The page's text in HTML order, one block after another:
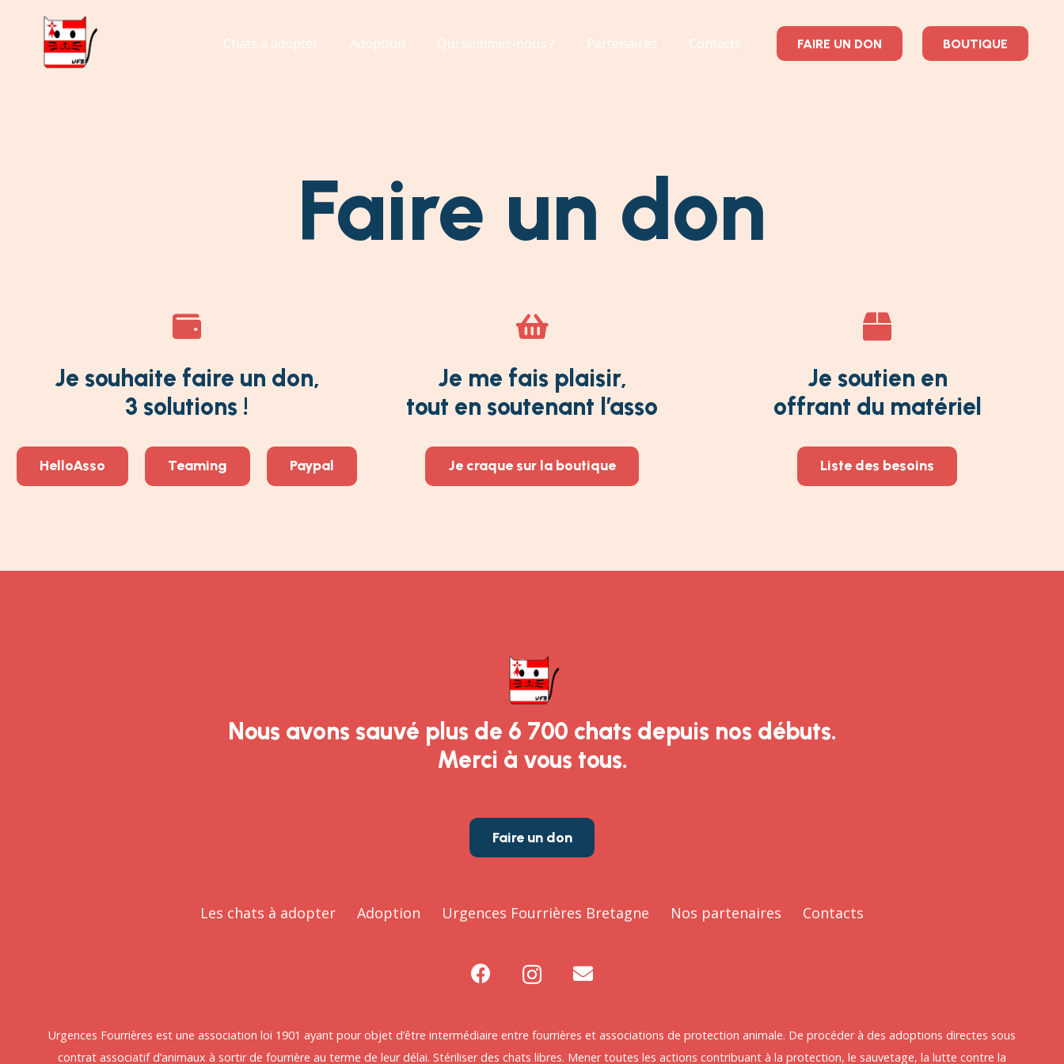
Chats à adopter Adoption Qui sommes-nous ? Partenaires Contacts FAIRE UN DON BOUTIQUE
Faire un don
Je souhaite faire un don,
3 solutions !
HelloAsso Teaming Paypal
Je me fais plaisir,
tout en soutenant l’asso
Je craque sur la boutique
Je soutien en
offrant du matériel
Liste des besoins
Nous avons sauvé plus de 6 700 chats depuis nos débuts.
Merci à vous tous.
Faire un don
Les chats à adopter Adoption Urgences Fourrières Bretagne Nos partenaires Contacts
Urgences Fourrières est une association loi 1901 ayant pour objet d’être intermédiaire entre fourrières et associations de protection animale. De procéder à des adoptions directes sous
contrat associatif d’animaux à sortir de fourrière au terme de leur délai. Stériliser des chats libres. Mener toutes les actions contribuant à la protection, le sauvetage, la lutte contre la